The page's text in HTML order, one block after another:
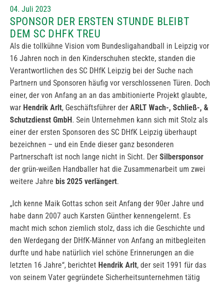
04. Juli 2023
SPONSOR DER ERSTEN STUNDE BLEIBT
DEM SC DHFK TREU
Als die tollkühne Vision vom Bundesligahandball in Leipzig vor
16 Jahren noch in den Kinderschuhen steckte, standen die
Verantwortlichen des SC DHfK Leipzig bei der Suche nach
Partnern und Sponsoren häufig vor verschlossenen Türen. Doch
einer, der von Anfang an an das ambitionierte Projekt glaubte,
war Hendrik Arlt, Geschäftsführer der ARLT Wach-, Schließ-, &
Schutzdienst GmbH . Sein Unternehmen kann sich mit Stolz als
einer der ersten Sponsoren des SC DHfK Leipzig überhaupt
bezeichnen – und ein Ende dieser ganz besonderen
Partnerschaft ist noch lange nicht in Sicht. Der Silbersponsor
der grün-weißen Handballer hat die Zusammenarbeit um zwei
weitere Jahre bis 2025 verlängert.
„Ich kenne Maik Gottas schon seit Anfang der 90er Jahre und
habe dann 2007 auch Karsten Günther kennengelernt. Es
macht mich schon ziemlich stolz, dass ich die Geschichte und
den Werdegang der DHfK-Männer von Anfang an mitbegleiten
durfte und habe natürlich viel schöne Erinnerungen an die
letzten 16 Jahre“, berichtet Hendrik Arlt, der seit 1991 für das
von seinem Vater gegründete Sicherheitsunternehmen tätig